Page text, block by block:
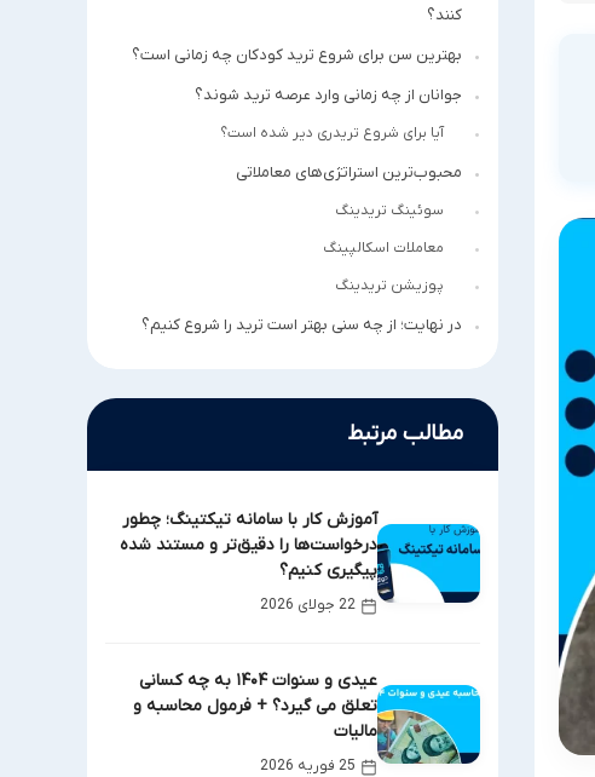
کنند؟
بهترین سن برای شروع ترید کودکان چه زمانی است؟
جوانان از چه زمانی وارد عرصه ترید شوند؟
آیا برای شروع تریدری دیر شده است؟
محبوب‌ترین استراتژی‌های معاملاتی
سوئینگ تریدینگ
معاملات اسکالپینگ
پوزیشن تریدینگ
در نهایت؛ از چه سنی بهتر است ترید را شروع کنیم؟
مطالب مرتبط
آموزش کار با سامانه تیکتینگ؛ چطور
درخواست‌ها را دقیق‌تر و مستند شده
پیگیری کنیم؟
22 جولای 2026
عیدی و سنوات ۱۴۰۴ به چه کسانی
تعلق می گیرد؟ + فرمول محاسبه و
مالیات
25 فوریه 2026